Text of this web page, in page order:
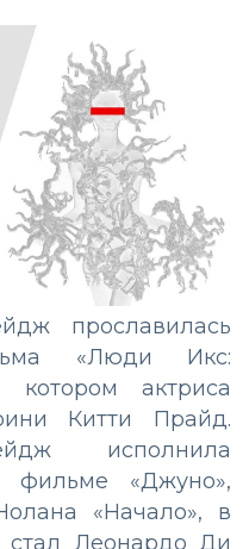
прославилась
«Люди Икс:
актриса
Китти Прайд.
исполнила
фильме «Джуно»,
«Начало», в
стал Леонардо Ди